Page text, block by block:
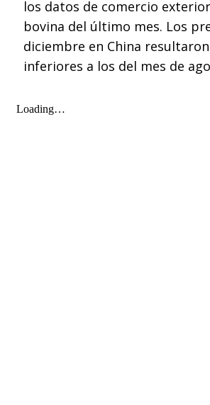
los datos de comercio
bovina del último mes. Los
diciembre en China resultaron
inferiores a los del mes de